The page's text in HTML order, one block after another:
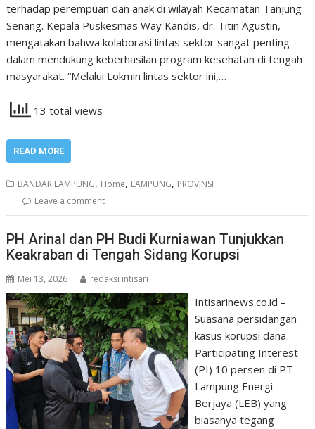
terhadap perempuan dan anak di wilayah Kecamatan Tanjung
Senang. Kepala Puskesmas Way Kandis, dr. Titin Agustin,
mengatakan bahwa kolaborasi lintas sektor sangat penting
dalam mendukung keberhasilan program kesehatan di tengah
masyarakat. “Melalui Lokmin lintas sektor ini,…
13 total views
READ MORE
BANDAR LAMPUNG, Home, LAMPUNG, PROVINSI
Leave a comment
PH Arinal dan PH Budi Kurniawan Tunjukkan
Keakraban di Tengah Sidang Korupsi
Mei 13, 2026 redaksi intisari
Intisarinews.co.id –
Suasana persidangan
kasus korupsi dana
Participating Interest
(PI) 10 persen di PT
Lampung Energi
Berjaya (LEB) yang
biasanya tegang